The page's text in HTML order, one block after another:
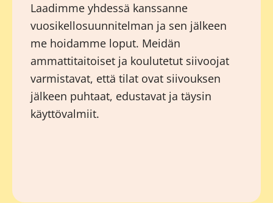
Laadimme yhdessä kanssanne
vuosikellosuunnitelman ja sen jälkeen
me hoidamme loput. Meidän
ammattitaitoiset ja koulutetut siivoojat
varmistavat, että tilat ovat siivouksen
jälkeen puhtaat, edustavat ja täysin
käyttövalmiit.